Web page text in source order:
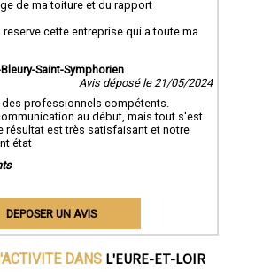
de ma toiture et du rapport
cette entreprise qui a toute ma
Saint-Symphorien
Avis déposé le 21/05/2024
des professionnels compétents.
au début, mais tout s'est
résultat est très satisfaisant et notre
état
DEPOSER UN AVIS
DANS L'EURE-ET-LOIR